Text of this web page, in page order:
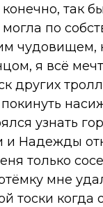
так
по
чудовищем,
я всё
других
узнать
и Надежды
только
мне
тоски